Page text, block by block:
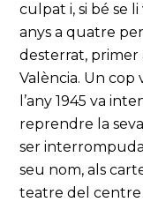
culpat i, si bé se
anys a quatre
desterrat, primer
València. Un cop
l’any 1945 va
reprendre la
ser
seu nom, als
teatre del centre